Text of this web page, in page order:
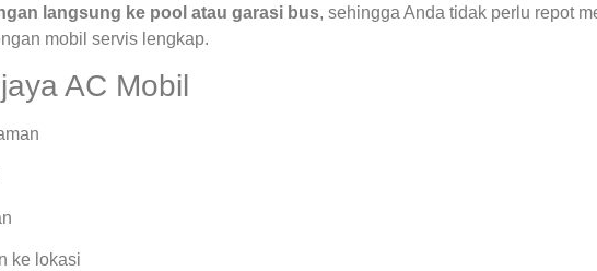
langsung ke pool atau garasi bus, sehingga Anda tidak perlu repot
mobil servis lengkap.
AC Mobil
ke lokasi